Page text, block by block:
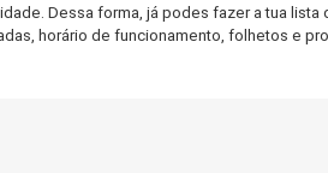
Dessa forma, já podes fazer a tua
horário de funcionamento, folhetos e